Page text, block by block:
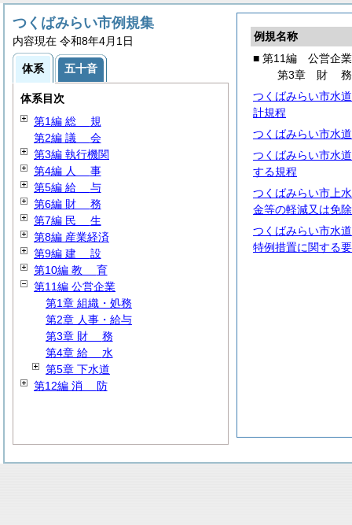
例規名称
■ 第11編 公営企業
第3章 財務
つくばみらい市水
計規程
つくばみらい市水
つくばみらい市水
する規程
つくばみらい市上
金等の軽減又は免
つくばみらい市水
特例措置に関する
つくばみらい市例規集
内容現在 令和8年4月1日
体系 五十音
体系目次
第1編 総 規
第2編 議 会
第3編 執行機関
第4編 人 事
第5編 給 与
第6編 財 務
第7編 民 生
第8編 産業経済
第9編 建 設
第10編 教 育
第11編 公営企業
第1章 組織・処務
第2章 人事・給与
第3章 財 務
第4章 給 水
第5章 下水道
第12編 消 防